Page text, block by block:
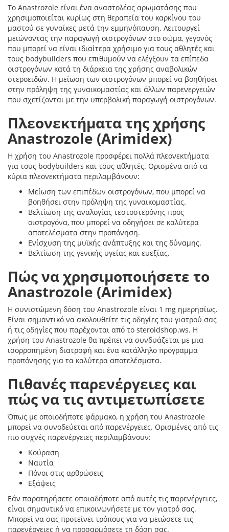
Το Anastrozole είναι ένα αναστολέας αρωματάσης που
χρησιμοποιείται κυρίως στη θεραπεία του καρκίνου του
μαστού σε γυναίκες μετά την εμμηνόπαυση. Λειτουργεί
μειώνοντας την παραγωγή οιστρογόνων στο σώμα, γεγονός
που μπορεί να είναι ιδιαίτερα χρήσιμο για τους αθλητές και
τους bodybuilders που επιθυμούν να ελέγξουν τα επίπεδα
οιστρογόνων κατά τη διάρκεια της χρήσης αναβολικών
στεροειδών. Η μείωση των οιστρογόνων μπορεί να βοηθήσει
στην πρόληψη της γυναικομαστίας και άλλων παρενεργειών
που σχετίζονται με την υπερβολική παραγωγή οιστρογόνων.
Πλεονεκτήματα της χρήσης
Anastrozole (Arimidex)
Η χρήση του Anastrozole προσφέρει πολλά πλεονεκτήματα
για τους bodybuilders και τους αθλητές. Ορισμένα από τα
κύρια πλεονεκτήματα περιλαμβάνουν:
Μείωση των επιπέδων οιστρογόνων, που μπορεί να
βοηθήσει στην πρόληψη της γυναικομαστίας.
Βελτίωση της αναλογίας τεστοστερόνης προς
οιστρογόνα, που μπορεί να οδηγήσει σε καλύτερα
αποτελέσματα στην προπόνηση.
Ενίσχυση της μυϊκής ανάπτυξης και της δύναμης.
Βελτίωση της γενικής υγείας και ευεξίας.
Πώς να χρησιμοποιήσετε το
Anastrozole (Arimidex)
Η συνιστώμενη δόση του Anastrozole είναι 1 mg ημερησίως.
Είναι σημαντικό να ακολουθείτε τις οδηγίες του γιατρού σας
ή τις οδηγίες που παρέχονται από το steroidshop.ws. Η
χρήση του Anastrozole θα πρέπει να συνδυάζεται με μια
ισορροπημένη διατροφή και ένα κατάλληλο πρόγραμμα
προπόνησης για τα καλύτερα αποτελέσματα.
Πιθανές παρενέργειες και
πώς να τις αντιμετωπίσετε
Όπως με οποιοδήποτε φάρμακο, η χρήση του Anastrozole
μπορεί να συνοδεύεται από παρενέργειες. Ορισμένες από τις
πιο συχνές παρενέργειες περιλαμβάνουν:
Κούραση
Ναυτία
Πόνοι στις αρθρώσεις
Εξάψεις
Εάν παρατηρήσετε οποιαδήποτε από αυτές τις παρενέργειες,
είναι σημαντικό να επικοινωνήσετε με τον γιατρό σας.
Μπορεί να σας προτείνει τρόπους για να μειώσετε τις
παρενέργειες ή να προσαρμόσετε τη δόση σας.